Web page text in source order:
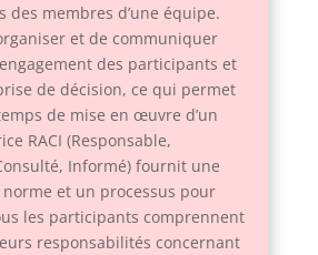
des membres d’une équipe.
et de communiquer
des participants et
de décision, ce qui permet
de mise en œuvre d’un
RACI (Responsable,
Informé) fournit une
et un processus pour
les participants comprennent
responsabilités concernant